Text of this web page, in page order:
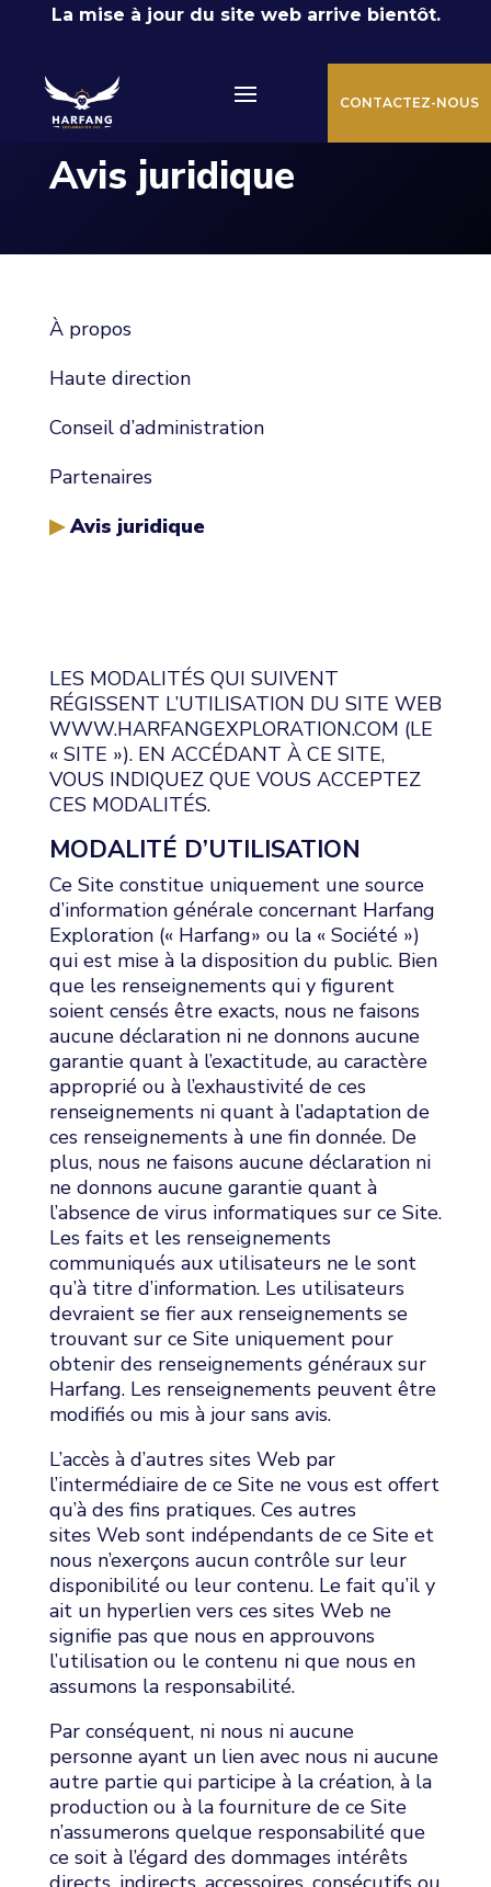
La mise à jour du site web arrive bientôt.
CONTACTEZ-NOUS
Avis juridique
À propos
Haute direction
Conseil d’administration
Partenaires
Avis juridique
LES MODALITÉS QUI SUIVENT
RÉGISSENT L’UTILISATION DU SITE WEB
WWW.HARFANGEXPLORATION.COM (LE
« SITE »). EN ACCÉDANT À CE SITE,
VOUS INDIQUEZ QUE VOUS ACCEPTEZ
CES MODALITÉS.
MODALITÉ D’UTILISATION
Ce Site constitue uniquement une source
d’information générale concernant Harfang
Exploration (« Harfang» ou la « Société »)
qui est mise à la disposition du public. Bien
que les renseignements qui y figurent
soient censés être exacts, nous ne faisons
aucune déclaration ni ne donnons aucune
garantie quant à l’exactitude, au caractère
approprié ou à l’exhaustivité de ces
renseignements ni quant à l’adaptation de
ces renseignements à une fin donnée. De
plus, nous ne faisons aucune déclaration ni
ne donnons aucune garantie quant à
l’absence de virus informatiques sur ce Site.
Les faits et les renseignements
communiqués aux utilisateurs ne le sont
qu’à titre d’information. Les utilisateurs
devraient se fier aux renseignements se
trouvant sur ce Site uniquement pour
obtenir des renseignements généraux sur
Harfang. Les renseignements peuvent être
modifiés ou mis à jour sans avis.
L’accès à d’autres sites Web par
l’intermédiaire de ce Site ne vous est offert
qu’à des fins pratiques. Ces autres
sites Web sont indépendants de ce Site et
nous n’exerçons aucun contrôle sur leur
disponibilité ou leur contenu. Le fait qu’il y
ait un hyperlien vers ces sites Web ne
signifie pas que nous en approuvons
l’utilisation ou le contenu ni que nous en
assumons la responsabilité.
Par conséquent, ni nous ni aucune
personne ayant un lien avec nous ni aucune
autre partie qui participe à la création, à la
production ou à la fourniture de ce Site
n’assumerons quelque responsabilité que
ce soit à l’égard des dommages intérêts